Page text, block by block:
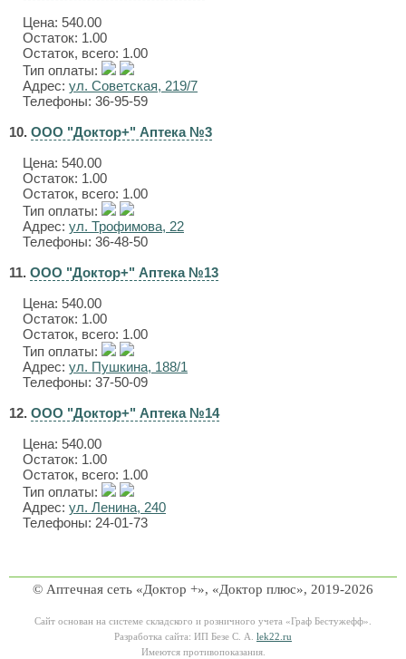
Цена: 540.00
Остаток: 1.00
Остаток, всего: 1.00
Тип оплаты:
Адрес: ул. Советская, 219/7
Телефоны: 36-95-59
10. ООО "Доктор+" Аптека №3
Цена: 540.00
Остаток: 1.00
Остаток, всего: 1.00
Тип оплаты:
Адрес: ул. Трофимова, 22
Телефоны: 36-48-50
11. ООО "Доктор+" Аптека №13
Цена: 540.00
Остаток: 1.00
Остаток, всего: 1.00
Тип оплаты:
Адрес: ул. Пушкина, 188/1
Телефоны: 37-50-09
12. ООО "Доктор+" Аптека №14
Цена: 540.00
Остаток: 1.00
Остаток, всего: 1.00
Тип оплаты:
Адрес: ул. Ленина, 240
Телефоны: 24-01-73
© Аптечная сеть «Доктор +», «Доктор плюс», 2019-2026
Сайт основан на системе складского и розничного учета «Граф Бестужефф».
Разработка сайта: ИП Безе С. А. lek22.ru
Имеются противопоказания.